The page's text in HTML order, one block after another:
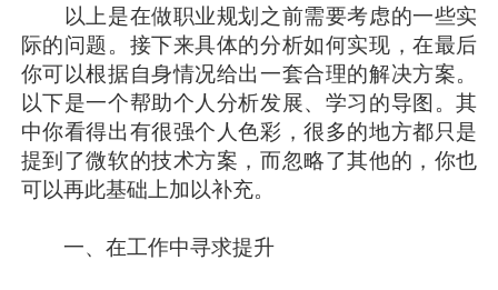
以上是在做职业规划之前需要考虑的一些实
际的问题。接下来具体的分析如何实现，在最后
你可以根据自身情况给出一套合理的解决方案。
以下是一个帮助个人分析发展、学习的导图。其
中你看得出有很强个人色彩，很多的地方都只是
提到了微软的技术方案，而忽略了其他的，你也
可以再此基础上加以补充。
一、在工作中寻求提升